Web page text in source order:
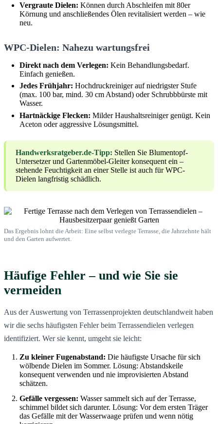
Vergraute Dielen: Können durch Abschleifen mit 80er
Körnung und anschließendes Ölen revitalisiert werden – wie
neu.
WPC-Dielen: Nahezu wartungsfrei
Direkt nach dem Verlegen: Kein Behandlungsbedarf.
Einfach genießen.
Jedes Frühjahr: Hochdruckreiniger auf niedrigster Stufe
(max. 100 bar, mind. 30 cm Abstand) oder Schrubbbürste mit
Wasser.
Hartnäckige Flecken: Milder Haushaltsreiniger genügt. Kein
Aceton oder aggressive Lösungsmittel.
Handwerksratgeber.de-Tipp: Stellen Sie Blumentopf-
Untersetzer und Gartenmöbel-Gleiter konsequent ein –
stehende Feuchtigkeit an einer Stelle ist auch für WPC-
Dielen langfristig schädlich.
Das Ergebnis lohnt die Arbeit: Eine selbst verlegte Terrasse, die Jahrzehnte hält
und den Garten aufwertet.
Häufige Fehler – und wie Sie sie
vermeiden
Aus der Auswertung von Terrassenprojekten deutschlandweit haben
wir die sechs häufigsten Fehler beim Terrassendielen verlegen
identifiziert. Wer sie kennt, umgeht sie leicht:
Zu kleiner Fugenabstand: Die häufigste Ursache für sich
wölbende Dielen im Sommer. Lösung: Abstandskeile
konsequent verwenden und nie improvisierten Abstand
schätzen.
Gefälle vergessen: Wasser sammelt sich auf der Terrasse,
schimmel bildet sich darunter. Lösung: Vor dem ersten Träger
das Gefälle mit der Wasserwaage prüfen und wenn nötig